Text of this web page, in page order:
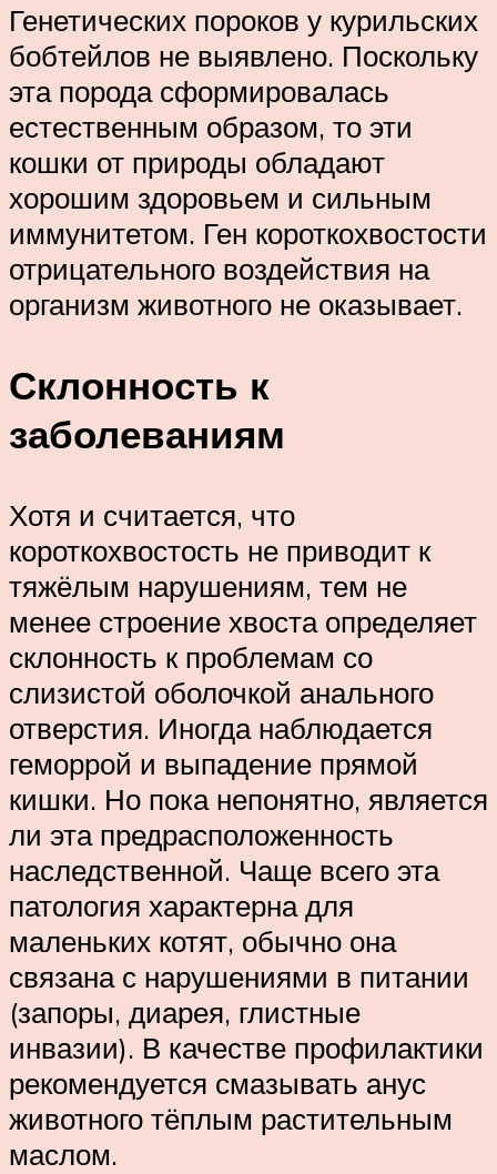
Генетических пороков у курильских
бобтейлов не выявлено. Поскольку
эта порода сформировалась
естественным образом, то эти
кошки от природы обладают
хорошим здоровьем и сильным
иммунитетом. Ген короткохвостости
отрицательного воздействия на
организм животного не оказывает.
Склонность к
заболеваниям
Хотя и считается, что
короткохвостость не приводит к
тяжёлым нарушениям, тем не
менее строение хвоста определяет
склонность к проблемам со
слизистой оболочкой анального
отверстия. Иногда наблюдается
геморрой и выпадение прямой
кишки. Но пока непонятно, является
ли эта предрасположенность
наследственной. Чаще всего эта
патология характерна для
маленьких котят, обычно она
связана с нарушениями в питании
(запоры, диарея, глистные
инвазии). В качестве профилактики
рекомендуется смазывать анус
животного тёплым растительным
маслом.